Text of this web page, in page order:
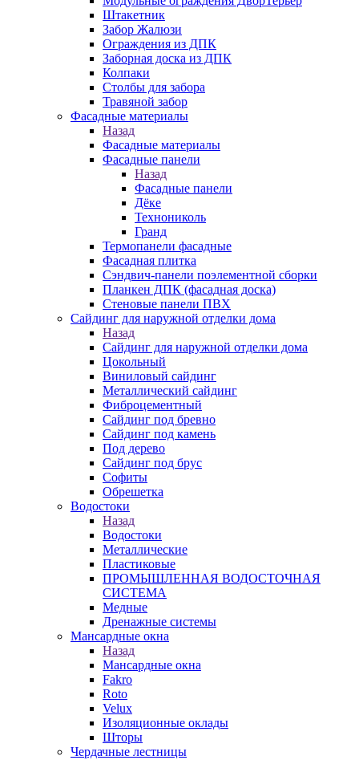
Штакетник
Забор Жалюзи
Ограждения из ДПК
Заборная доска из ДПК
Колпаки
Столбы для забора
Травяной забор
Фасадные материалы
Назад
Фасадные материалы
Фасадные панели
Назад
Фасадные панели
Дёке
Технониколь
Гранд
Термопанели фасадные
Фасадная плитка
Сэндвич-панели поэлементной сборки
Планкен ДПК (фасадная доска)
Стеновые панели ПВХ
Сайдинг для наружной отделки дома
Назад
Сайдинг для наружной отделки дома
Цокольный
Виниловый сайдинг
Металлический сайдинг
Фиброцементный
Сайдинг под бревно
Сайдинг под камень
Под дерево
Сайдинг под брус
Софиты
Обрешетка
Водостоки
Назад
Водостоки
Металлические
Пластиковые
ПРОМЫШЛЕННАЯ ВОДОСТОЧНАЯ
СИСТЕМА
Медные
Дренажные системы
Мансардные окна
Назад
Мансардные окна
Fakro
Roto
Velux
Изоляционные оклады
Шторы
Чердачные лестницы